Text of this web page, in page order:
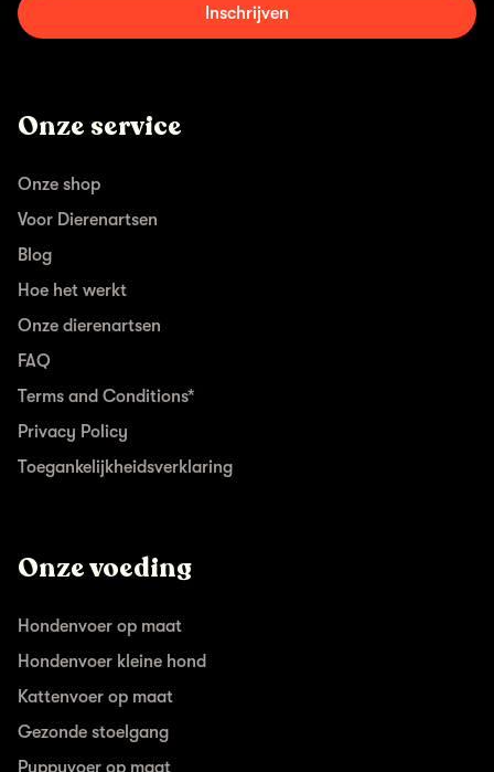
Inschrijven
Onze service
Onze shop
Voor Dierenartsen
Blog
Hoe het werkt
Onze dierenartsen
FAQ
Terms and Conditions*
Privacy Policy
Toegankelijkheidsverklaring
Onze voeding
Hondenvoer op maat
Hondenvoer kleine hond
Kattenvoer op maat
Gezonde stoelgang
Puppyvoer op maat